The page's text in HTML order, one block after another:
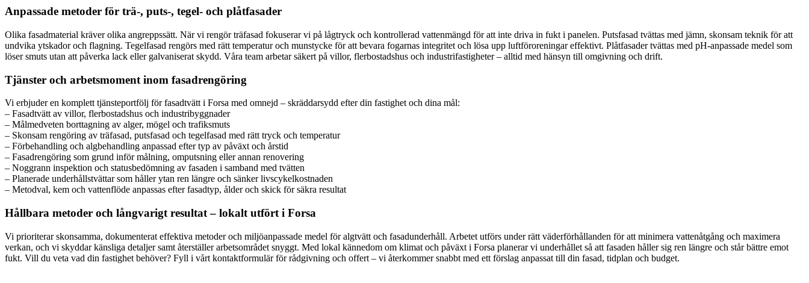
Anpassade metoder för trä-, puts-, tegel- och plåtfasader
Olika fasadmaterial kräver olika angreppssätt. När vi rengör träfasad fokuserar vi på lågtryck och kontrollerad vattenmängd för att inte driva in fukt i panelen. Putsfasad tvättas med jämn, skonsam teknik för att
undvika ytskador och flagning. Tegelfasad rengörs med rätt temperatur och munstycke för att bevara fogarnas integritet och lösa upp luftföroreningar effektivt. Plåtfasader tvättas med pH-anpassade medel som
löser smuts utan att påverka lack eller galvaniserat skydd. Våra team arbetar säkert på villor, flerbostadshus och industrifastigheter – alltid med hänsyn till omgivning och drift.
Tjänster och arbetsmoment inom fasadrengöring
Vi erbjuder en komplett tjänsteportfölj för fasadtvätt i Forsa med omnejd – skräddarsydd efter din fastighet och dina mål:
– Fasadtvätt av villor, flerbostadshus och industribyggnader
– Målmedveten borttagning av alger, mögel och trafiksmuts
– Skonsam rengöring av träfasad, putsfasad och tegelfasad med rätt tryck och temperatur
– Förbehandling och algbehandling anpassad efter typ av påväxt och årstid
– Fasadrengöring som grund inför målning, omputsning eller annan renovering
– Noggrann inspektion och statusbedömning av fasaden i samband med tvätten
– Planerade underhållstvättar som håller ytan ren längre och sänker livscykelkostnaden
– Metodval, kem och vattenflöde anpassas efter fasadtyp, ålder och skick för säkra resultat
Hållbara metoder och långvarigt resultat – lokalt utfört i Forsa
Vi prioriterar skonsamma, dokumenterat effektiva metoder och miljöanpassade medel för algtvätt och fasadunderhåll. Arbetet utförs under rätt väderförhållanden för att minimera vattenåtgång och maximera
verkan, och vi skyddar känsliga detaljer samt återställer arbetsområdet snyggt. Med lokal kännedom om klimat och påväxt i Forsa planerar vi underhållet så att fasaden håller sig ren längre och står bättre emot
fukt. Vill du veta vad din fastighet behöver? Fyll i vårt kontaktformulär för rådgivning och offert – vi återkommer snabbt med ett förslag anpassat till din fasad, tidplan och budget.